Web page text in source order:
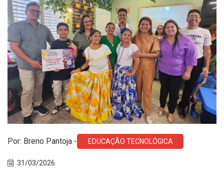
Por: Breno Pantoja - EDUCAÇÃO TECNOLÓGICA
31/03/2026